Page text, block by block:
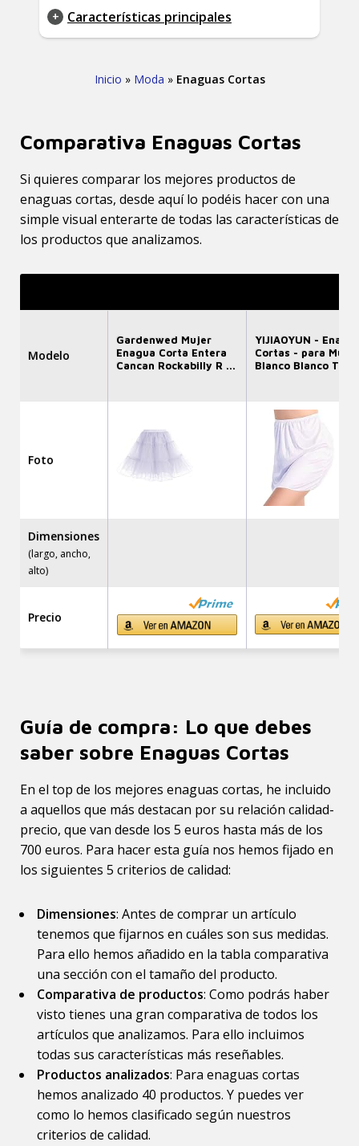
Características principales
Inicio » Moda » Enaguas Cortas
Comparativa Enaguas Cortas
Si quieres comparar los mejores productos de
enaguas cortas, desde aquí lo podéis hacer con una
simple visual enterarte de todas las características de
los productos que analizamos.
Modelo
Gardenwed Mujer
Enagua Corta Entera
Cancan Rockabilly R ...
YIJIAOYUN -
Cortas - para Mujer
Blanco Blanco T ...
Foto
Dimensiones
(largo, ancho,
alto)
Precio
Guía de compra: Lo que debes
saber sobre Enaguas Cortas
En el top de los mejores enaguas cortas, he incluido
a aquellos que más destacan por su relación calidad-
precio, que van desde los 5 euros hasta más de los
700 euros. Para hacer esta guía nos hemos fijado en
los siguientes 5 criterios de calidad:
Dimensiones: Antes de comprar un artículo
tenemos que fijarnos en cuáles son sus medidas.
Para ello hemos añadido en la tabla comparativa
una sección con el tamaño del producto.
Comparativa de productos: Como podrás haber
visto tienes una gran comparativa de todos los
artículos que analizamos. Para ello incluimos
todas sus características más reseñables.
Productos analizados: Para enaguas cortas
hemos analizado 40 productos. Y puedes ver
como lo hemos clasificado según nuestros
criterios de calidad.